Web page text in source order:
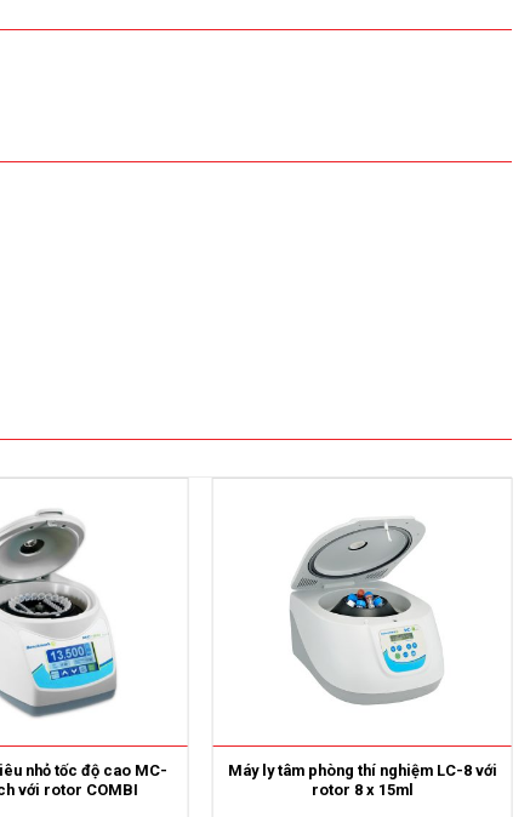
nhỏ tốc độ cao MC-
với rotor COMBI
Máy ly tâm phòng thí nghiệm LC-8 với
rotor 8 x 15ml